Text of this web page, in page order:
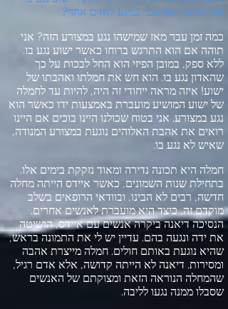
מהו המסר שמועבר במגע לאדם אחר?
כמה זמן עבר מאז שמישהו נגע במצורע הזה? אני
תוהה אם הוא התרגש ברוחו כאשר ישוע נגע בו.
ללא ספק, במובן הפיזי הוא החל לבכות על כך
שהאדון נגע בו. הוא חש את חמלתו ואהבתו של
ישוע! איזה מראה ייחודי זה היה, להיות עד לחמלה
של ישוע המושיע מועברת באמצעות ידו כאשר הוא
נגע במצורע. אני בטוח שכולנו היינו בוכים אם היינו
רואים את אהבת האלוהים נוגעת במצורע המנודה,
שאיש לא נגע בו.
חמלה היא תכונה נדירה ומאוד נזקקת בימים אלו.
בתחילת שנות השמונים, כאשר איידס הייתה מחלה
חדשה, רבים לא הבינו, ובוודאי הרופאים בשלב
מוקדם זה,כיצד היא מועברת לאנשים אחרים.
הנסיכה דיאנה ביקרה אנשים עם איידס,הושיטה
את ידה ונגעה בהם. עדיין יש לי את התמונה בראש,
שהיא נוגעת באותם חולים. חמלה מייצרת אהבה
ומסירות. דיאנה לא הייתה קדושה, אלא אדם רגיל,
שהמחלה הנוראה הזאת ומצוקתם של האנשים
שסבלו ממנה נגעו לליבה.